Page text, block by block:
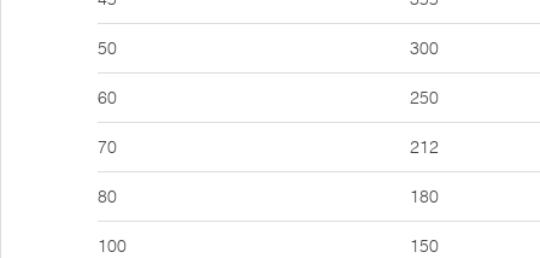
50 300
60 250
70 212
80 180
100 150